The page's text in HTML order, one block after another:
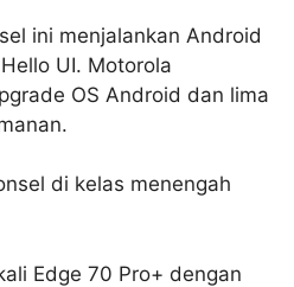
ini menjalankan Android
UI. Motorola
OS Android dan lima
di kelas menengah
Edge 70 Pro+ dengan